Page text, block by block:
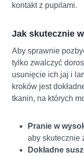
kontakt z pupilami.
Jak skutecznie
Aby sprawnie
tylko zwalczyć
usunięcie ich jaj i
kroków jest
tkanin, na których
Pranie w
aby skutecznie
Dokładne